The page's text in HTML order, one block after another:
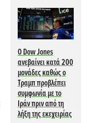
Ο Dow Jones
ανεβαίνει κατά 200
μονάδες καθώς ο
Τραμπ προβλέπει
συμφωνία με το
Ιράν πριν από τη
λήξη της εκεχειρίας